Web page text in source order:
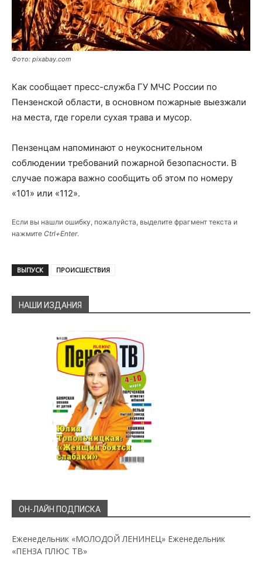
Фото: pixabay.com
Как сообщает пресс-служба ГУ МЧС России по
Пензенской области, в основном пожарные выезжали
на места, где горели сухая трава и мусор.
Пензенцам напоминают о неукоснительном
соблюдении требований пожарной безопасности. В
случае пожара важно сообщить об этом по номеру
«101» или «112».
Если вы нашли ошибку, пожалуйста, выделите фрагмент текста и
нажмите Ctrl+Enter.
ВЫПУСК ПРОИСШЕСТВИЯ
НАШИ ИЗДАНИЯ
ОН-ЛАЙН ПОДПИСКА
Еженедельник «МОЛОДОЙ ЛЕНИНЕЦ» Еженедельник
«ПЕНЗА ПЛЮС ТВ»